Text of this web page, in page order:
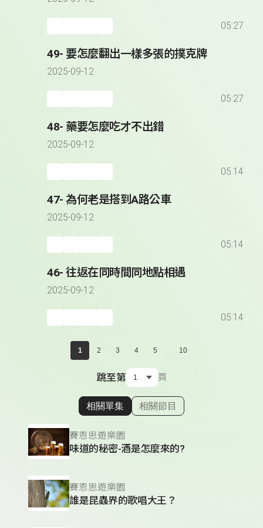
05:27
49- 要怎麼翻出一樣多張的撲克牌
2025-09-12
05:27
48- 藥要怎麼吃才不出錯
2025-09-12
05:14
47- 為何老是搭到A路公車
2025-09-12
05:14
46- 往返在同時間同地點相遇
2025-09-12
05:14
1 2 3 4 5 ... 10
跳至第 頁
顯示相關單集
相關單集 相關節目
賽恩思遊樂園
味道的秘密-酒是怎麼來的?
賽恩思遊樂園
誰是昆蟲界的歌唱大王？